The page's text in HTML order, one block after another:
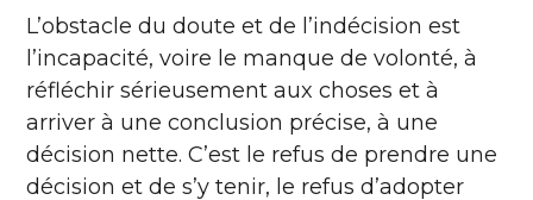
L’obstacle du doute et de l’indécision est
l’incapacité, voire le manque de volonté, à
réfléchir sérieusement aux choses et à
arriver à une conclusion précise, à une
décision nette. C’est le refus de prendre une
décision et de s’y tenir, le refus d’adopter